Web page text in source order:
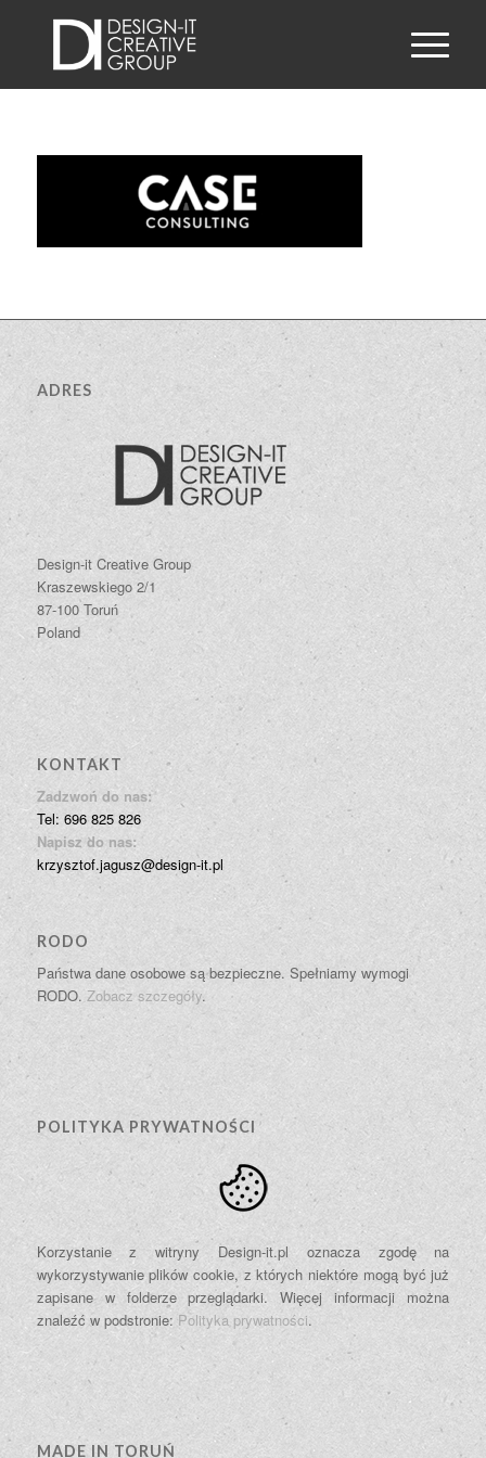
ADRES
Design-it Creative Group
Kraszewskiego 2/1
87-100 Toruń
Poland
KONTAKT
Zadzwoń do nas:
Tel: 696 825 826
Napisz do nas:
krzysztof.jagusz@design-it.pl
RODO
Państwa dane osobowe są bezpieczne. Spełniamy wymogi
RODO. Zobacz szczegóły.
POLITYKA PRYWATNOŚCI
Korzystanie z witryny Design-it.pl oznacza zgodę na
wykorzystywanie plików cookie, z których niektóre mogą być już
zapisane w folderze przeglądarki. Więcej informacji można
znaleźć w podstronie:Polityka prywatności.
MADE IN TORUŃ